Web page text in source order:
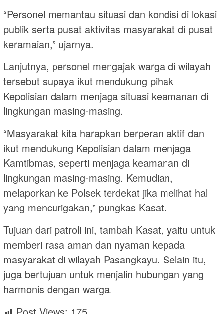
“Personel memantau situasi dan kondisi di lokasi
publik serta pusat aktivitas masyarakat di pusat
keramaian,” ujarnya.
Lanjutnya, personel mengajak warga di wilayah
tersebut supaya ikut mendukung pihak
Kepolisian dalam menjaga situasi keamanan di
lingkungan masing-masing.
“Masyarakat kita harapkan berperan aktif dan
ikut mendukung Kepolisian dalam menjaga
Kamtibmas, seperti menjaga keamanan di
lingkungan masing-masing. Kemudian,
melaporkan ke Polsek terdekat jika melihat hal
yang mencurigakan,” pungkas Kasat.
Tujuan dari patroli ini, tambah Kasat, yaitu untuk
memberi rasa aman dan nyaman kepada
masyarakat di wilayah Pasangkayu. Selain itu,
juga bertujuan untuk menjalin hubungan yang
harmonis dengan warga.